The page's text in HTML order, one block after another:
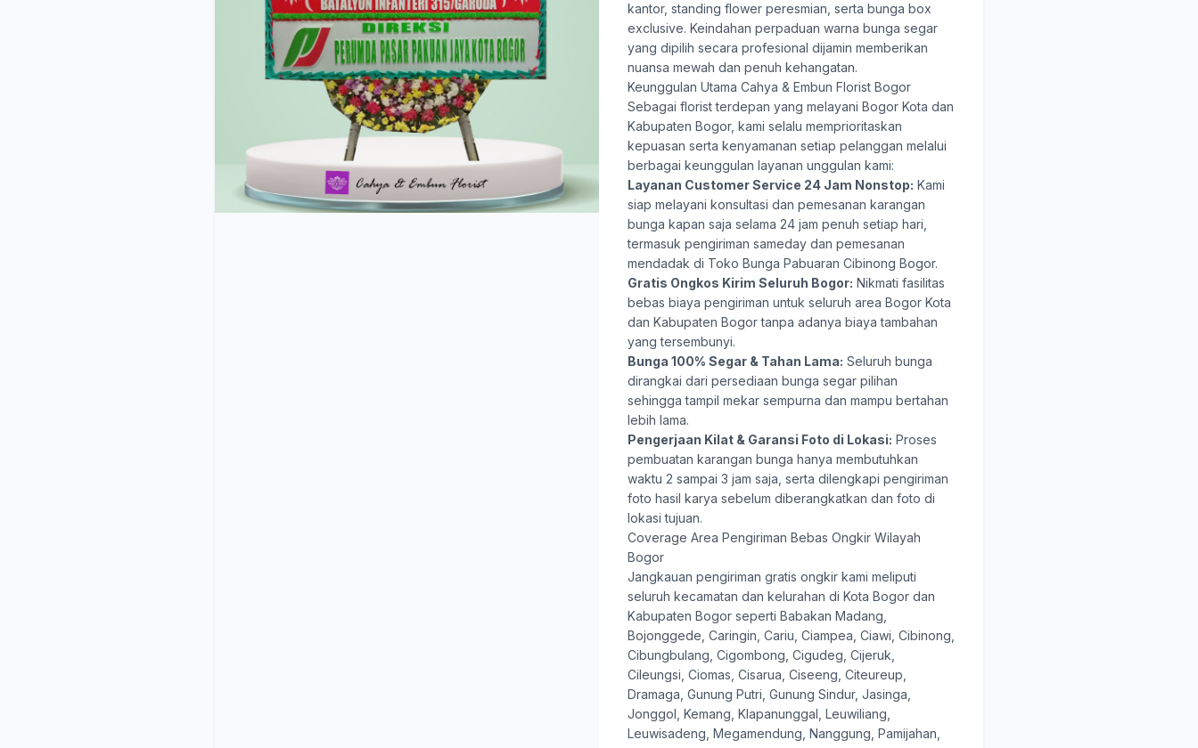
kantor, standing flower peresmian, serta bunga box
exclusive. Keindahan perpaduan warna bunga segar
yang dipilih secara profesional dijamin memberikan
nuansa mewah dan penuh kehangatan.
Keunggulan Utama Cahya & Embun Florist Bogor
Sebagai florist terdepan yang melayani Bogor Kota dan
Kabupaten Bogor, kami selalu memprioritaskan
kepuasan serta kenyamanan setiap pelanggan melalui
berbagai keunggulan layanan unggulan kami:
Layanan Customer Service 24 Jam Nonstop: Kami
siap melayani konsultasi dan pemesanan karangan
bunga kapan saja selama 24 jam penuh setiap hari,
termasuk pengiriman sameday dan pemesanan
mendadak di Toko Bunga Pabuaran Cibinong Bogor.
Gratis Ongkos Kirim Seluruh Bogor: Nikmati fasilitas
bebas biaya pengiriman untuk seluruh area Bogor Kota
dan Kabupaten Bogor tanpa adanya biaya tambahan
yang tersembunyi.
Bunga 100% Segar & Tahan Lama: Seluruh bunga
dirangkai dari persediaan bunga segar pilihan
sehingga tampil mekar sempurna dan mampu bertahan
lebih lama.
Pengerjaan Kilat & Garansi Foto di Lokasi: Proses
pembuatan karangan bunga hanya membutuhkan
waktu 2 sampai 3 jam saja, serta dilengkapi pengiriman
foto hasil karya sebelum diberangkatkan dan foto di
lokasi tujuan.
Coverage Area Pengiriman Bebas Ongkir Wilayah
Bogor
Jangkauan pengiriman gratis ongkir kami meliputi
seluruh kecamatan dan kelurahan di Kota Bogor dan
Kabupaten Bogor seperti Babakan Madang,
Bojonggede, Caringin, Cariu, Ciampea, Ciawi, Cibinong,
Cibungbulang, Cigombong, Cigudeg, Cijeruk,
Cileungsi, Ciomas, Cisarua, Ciseeng, Citeureup,
Dramaga, Gunung Putri, Gunung Sindur, Jasinga,
Jonggol, Kemang, Klapanunggal, Leuwiliang,
Leuwisadeng, Megamendung, Nanggung, Pamijahan,